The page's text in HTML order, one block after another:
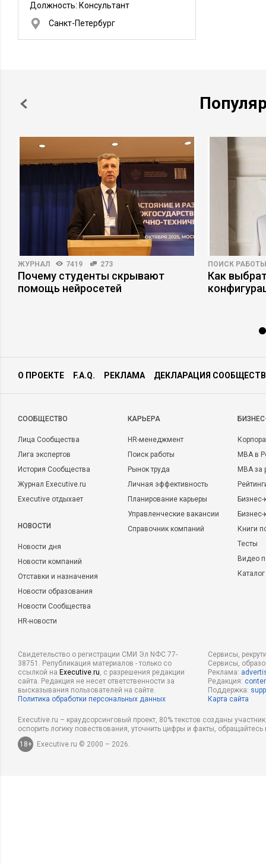
Должность: Консультант
Санкт-Петербург
ЖУРНАЛ 7419 273
Почему студенты скрывают
помощь нейросетей
ПОИСК РАБОТЫ
Как
О ПРОЕКТЕ F.A.Q. РЕКЛАМА ДЕКЛАРАЦИЯ
CООБЩЕСТВО
Лица Сообщества
Лига экспертов
История Сообщества
Журнал Executive.ru
Executive отдыхает
НОВОСТИ
Новости дня
Новости компаний
Отставки и назначения
Новости образования
Новости Сообщества
HR-новости
КАРЬЕРА
HR-менеджмент
Поиск работы
Рынок труда
Личная эффективность
Планирование карьеры
Управленческие вакансии
Справочник компаний
MBA в
MBA
Бизнес-
Книги
Тесты
Видео
Свидетельство о регистрации СМИ Эл NФС 77-
38751. Републикация материалов - только со
ссылкой на Executive.ru, с разрешения редакции
сайта. Редакция не несет ответственности за
высказывания пользователей на сайте.
Политика обработки персональных данных
Сервисы,
Сервисы,
Реклама:
Редакция:
Поддержка:
Карта сайта
Executive.ru – краудсорсинговый проект, 80% текстов созданы
оспорить логику повествования, уточнить цифры и факты,
18+
Executive.ru © 2000 – 2026.